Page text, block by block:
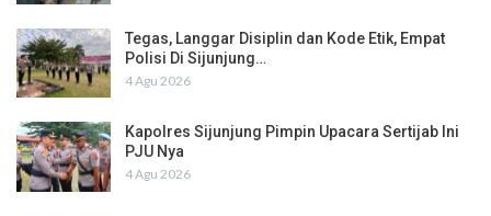
Tegas, Langgar Disiplin dan Kode Etik, Empat
Polisi Di Sijunjung…
4 Agu 2026
Kapolres Sijunjung Pimpin Upacara Sertijab Ini
PJU Nya
4 Agu 2026